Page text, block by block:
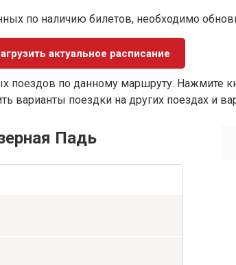
по наличию билетов, необходимо
актуальное расписание
по данному маршруту. Нажмите
варианты поездки на других поездах и
Падь